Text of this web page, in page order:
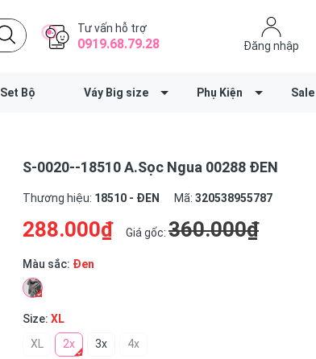
Tư vấn hỗ trợ
0919.68.79.28 Đăng nhập
Set Bộ Váy Big size Phụ Kiện Sale
S-0020--18510 A.Sọc Ngua 00288 ĐEN
Thương hiệu: 18510 - ĐEN Mã: 320538955787
288.000₫ Giá gốc: 360.000₫
Màu sắc: Đen
Size: XL
XL
2x 3x 4x